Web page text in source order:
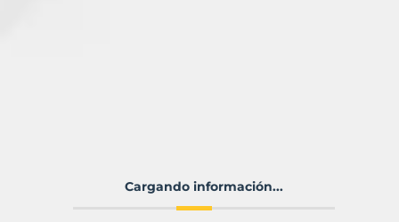
Cargando información...